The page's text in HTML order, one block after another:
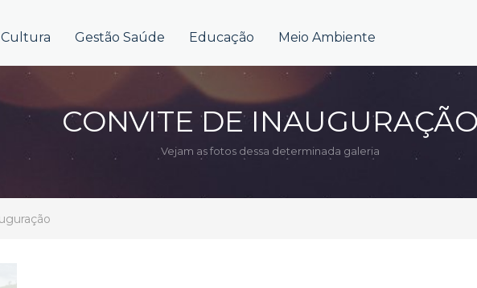
Cultura Gestão Saúde Educação Meio Ambiente
CONVITE DE INAUGURAÇÃO
Vejam as fotos dessa determinada galeria